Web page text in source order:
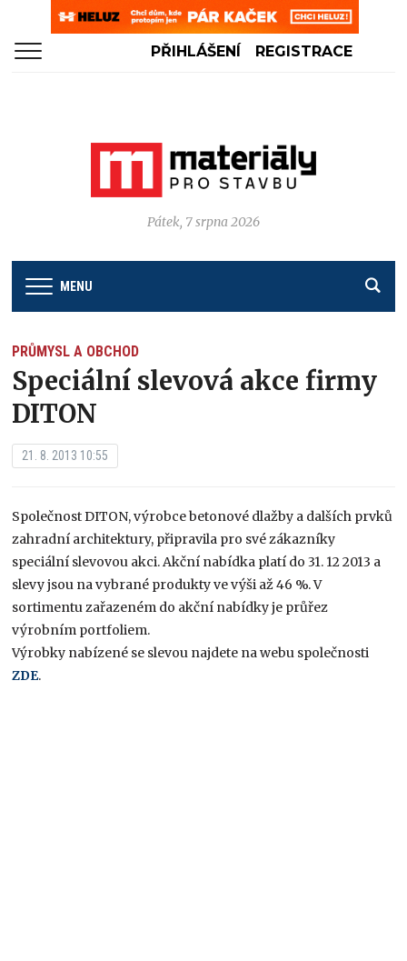
PŘIHLÁŠENÍ REGISTRACE
Pátek, 7 srpna 2026
MENU
PRŮMYSL A OBCHOD
Speciální slevová akce firmy
DITON
21. 8. 2013 10:55
Společnost DITON, výrobce betonové dlažby a dalších prvků
zahradní architektury, připravila pro své zákazníky
speciální slevovou akci. Akční nabídka platí do 31. 12 2013 a
slevy jsou na vybrané produkty ve výši až 46 %. V
sortimentu zařazeném do akční nabídky je průřez
výrobním portfoliem.
Výrobky nabízené se slevou najdete na webu společnosti
ZDE.